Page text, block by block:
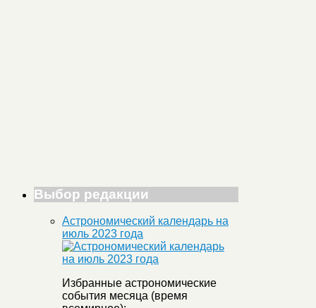
Выбор редакции
Астрономический календарь на
июль 2023 года
Избранные астрономические
события месяца (время